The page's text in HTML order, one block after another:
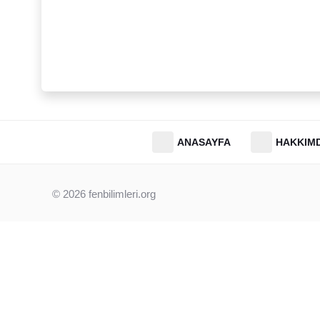
ANASAYFA
© 2026 fenbilimleri.org